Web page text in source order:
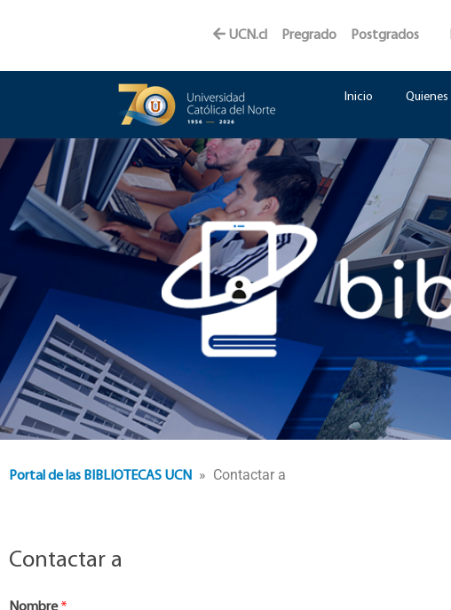
UCN.cl Pregrado Postgrados
Inicio Quienes
Portal de las BIBLIOTECAS UCN » Contactar a
Contactar a